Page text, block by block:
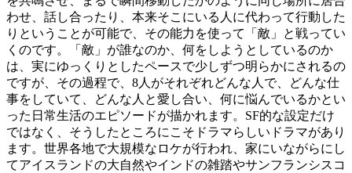
わせ、話し合ったり、本来そこにいる人に代わって行動した
りということが可能で、その能力を使って「敵」と戦ってい
くのです。「敵」が誰なのか、何をしようとしているのか
は、実にゆっくりとしたペースで少しずつ明らかにされるの
ですが、その過程で、8人がそれぞれどんな人で、どんな仕
事をしていて、どんな人と愛し合い、何に悩んでいるかとい
った日常生活のエピソードが描かれます。SF的な設定だけ
ではなく、そうしたところにこそドラマらしいドラマがあり
ます。世界各地で大規模なロケが行われ、家にいながらにし
てアイスランドの大自然やインドの雑踏やサンフランシスコ